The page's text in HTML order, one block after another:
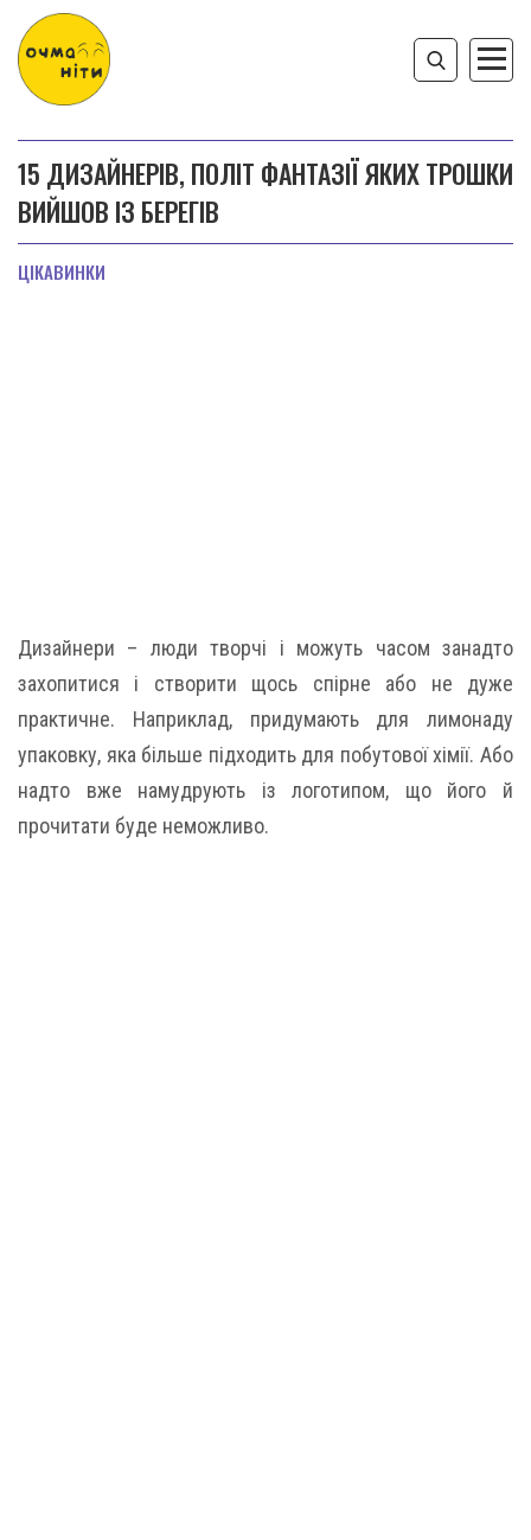
15 ДИЗАЙНЕРІВ, ПОЛІТ ФАНТАЗІЇ ЯКИХ ТРОШКИ
ВИЙШОВ ІЗ БЕРЕГІВ
ЦІКАВИНКИ
Дизайнери – люди творчі і можуть часом занадто
захопитися і створити щось спірне або не дуже
практичне. Наприклад, придумають для лимонаду
упаковку, яка більше підходить для побутової хімії. Або
надто вже намудрують із логотипом, що його й
прочитати буде неможливо.